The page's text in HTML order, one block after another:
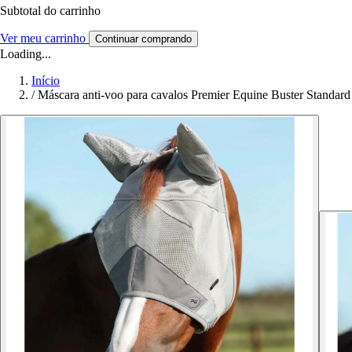
Subtotal do carrinho
Ver meu carrinho Continuar comprando
Loading...
Início
/ Máscara anti-voo para cavalos Premier Equine Buster